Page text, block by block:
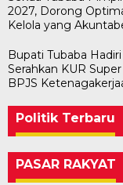
2027, Dorong
Kelola yang
Bupati Tubaba
Serahkan KUR
BPJS
Politik Terbaru
PASAR RAKYAT